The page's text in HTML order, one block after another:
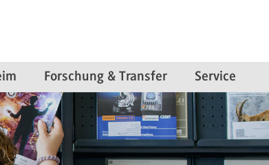
Forschung & Transfer Service